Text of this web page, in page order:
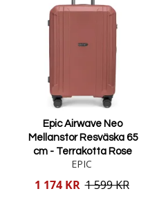
Epic Airwave Neo
Mellanstor Resväska 65
cm - Terrakotta Rose
EPIC
Reducerat
1 174 KR 1 599 KR